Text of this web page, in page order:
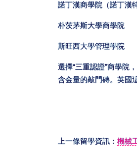
諾丁漢商學院（諾丁漢
朴茨茅斯大學商學院
斯旺西大學管理學院
選擇“三重認證”商學院
含金量的敲門磚。英國
上一條留學資訊： 機械